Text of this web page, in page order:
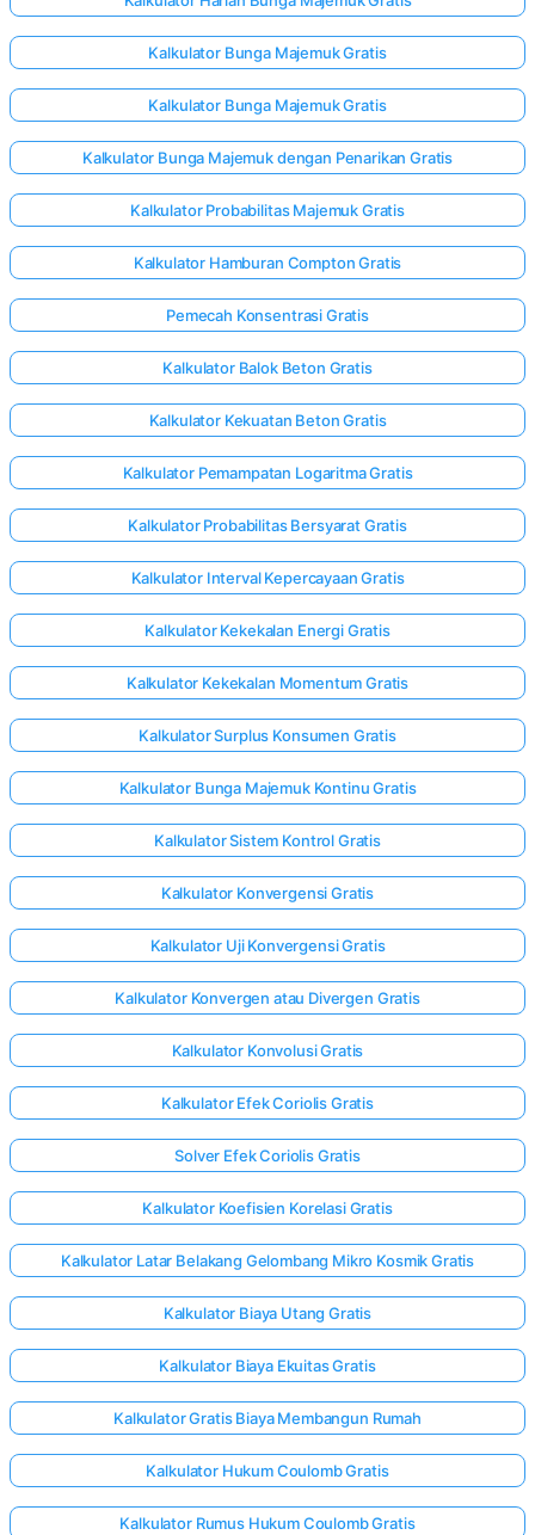
Kalkulator Bunga Majemuk Gratis
Kalkulator Bunga Majemuk Gratis
Kalkulator Bunga Majemuk dengan Penarikan Gratis
Kalkulator Probabilitas Majemuk Gratis
Kalkulator Hamburan Compton Gratis
Pemecah Konsentrasi Gratis
Kalkulator Balok Beton Gratis
Kalkulator Kekuatan Beton Gratis
Kalkulator Pemampatan Logaritma Gratis
Kalkulator Probabilitas Bersyarat Gratis
Kalkulator Interval Kepercayaan Gratis
Kalkulator Kekekalan Energi Gratis
Kalkulator Kekekalan Momentum Gratis
Kalkulator Surplus Konsumen Gratis
Kalkulator Bunga Majemuk Kontinu Gratis
Kalkulator Sistem Kontrol Gratis
Kalkulator Konvergensi Gratis
Kalkulator Uji Konvergensi Gratis
Kalkulator Konvergen atau Divergen Gratis
Kalkulator Konvolusi Gratis
Kalkulator Efek Coriolis Gratis
Solver Efek Coriolis Gratis
Kalkulator Koefisien Korelasi Gratis
Kalkulator Latar Belakang Gelombang Mikro Kosmik Gratis
Kalkulator Biaya Utang Gratis
Kalkulator Biaya Ekuitas Gratis
Kalkulator Gratis Biaya Membangun Rumah
Kalkulator Hukum Coulomb Gratis
Kalkulator Rumus Hukum Coulomb Gratis